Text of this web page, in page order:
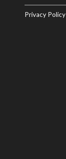
Privacy Policy